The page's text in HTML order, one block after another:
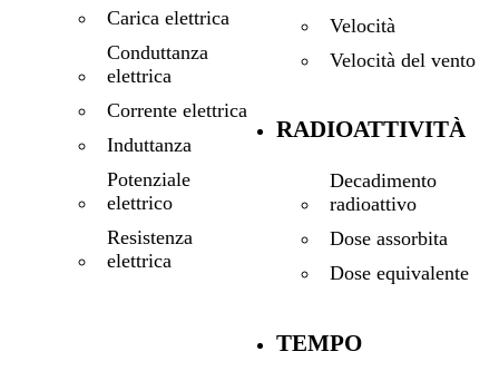
Carica elettrica
Conduttanza
elettrica
Corrente elettrica
Induttanza
Potenziale
elettrico
Resistenza
elettrica
Velocità
Velocità del vento
RADIOATTIVITÀ
Decadimento
radioattivo
Dose assorbita
Dose equivalente
TEMPO